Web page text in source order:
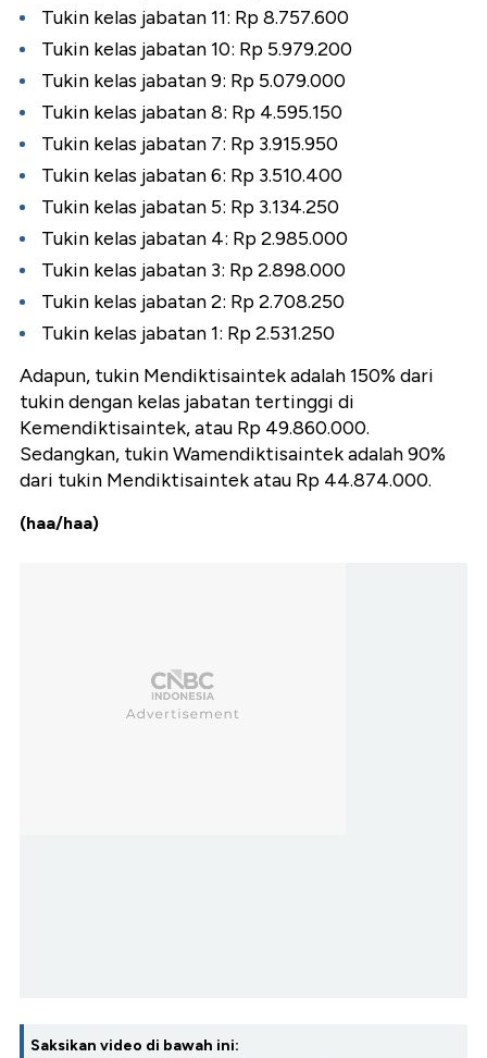
Tukin kelas jabatan 11: Rp 8.757.600
Tukin kelas jabatan 10: Rp 5.979.200
Tukin kelas jabatan 9: Rp 5.079.000
Tukin kelas jabatan 8: Rp 4.595.150
Tukin kelas jabatan 7: Rp 3.915.950
Tukin kelas jabatan 6: Rp 3.510.400
Tukin kelas jabatan 5: Rp 3.134.250
Tukin kelas jabatan 4: Rp 2.985.000
Tukin kelas jabatan 3: Rp 2.898.000
Tukin kelas jabatan 2: Rp 2.708.250
Tukin kelas jabatan 1: Rp 2.531.250
Adapun, tukin Mendiktisaintek adalah 150% dari
tukin dengan kelas jabatan tertinggi di
Kemendiktisaintek, atau Rp 49.860.000.
Sedangkan, tukin Wamendiktisaintek adalah 90%
dari tukin Mendiktisaintek atau Rp 44.874.000.
(haa/haa)
Saksikan video di bawah ini: